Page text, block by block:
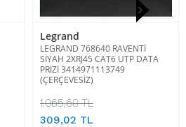
Legrand
LEGRAND 768640 RAVENTİ
SİYAH 2XRJ45 CAT6 UTP DATA
PRİZİ 3414971113749
(ÇERÇEVESİZ)
1.065,60 TL
309,02 TL